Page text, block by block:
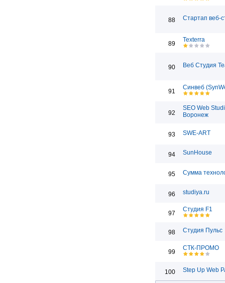
88 Стартап веб-
89
Texterra
90 Веб Студия
91
Синвеб
92
SEO Web
Воронеж
93 SWE-ART
94 SunHouse
95 Сумма
96 studiya.ru
97
Студия F1
98 Студия Пульс
99
СТК-ПРОМО
100 Step Up Web